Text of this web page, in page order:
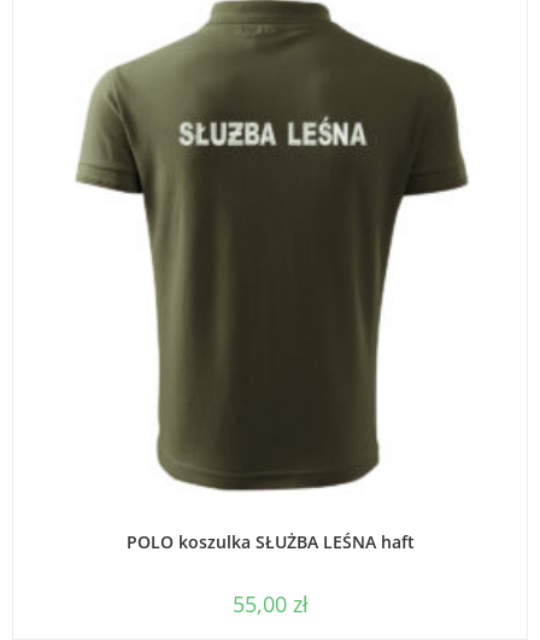
WYBIERZ OPCJE
POLO koszulka SŁUŻBA LEŚNA haft
55,00 zł